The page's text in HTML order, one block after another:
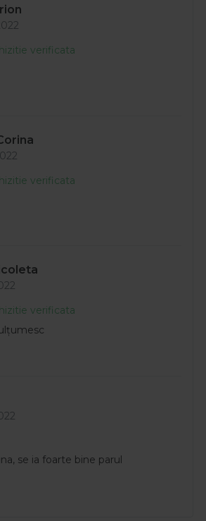
verificata
verificata
verificata
se ia foarte bine parul